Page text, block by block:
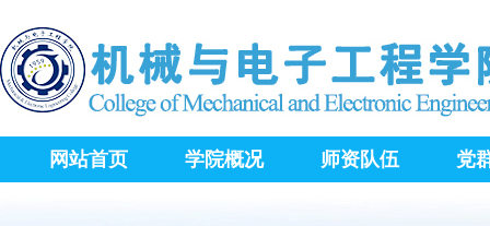
网站首页 学院概况 师资队伍 党